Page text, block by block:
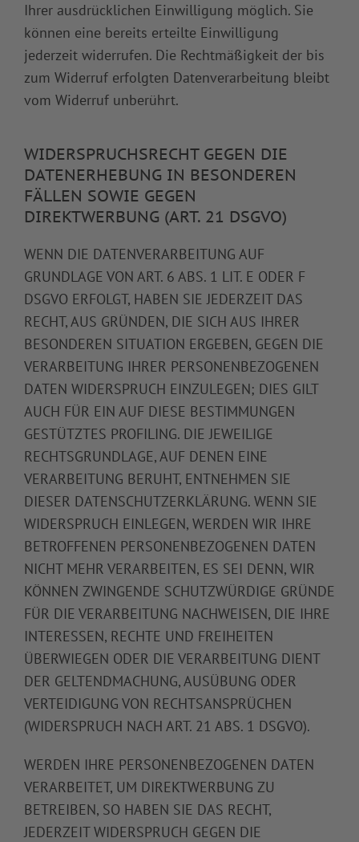
Ihrer ausdrücklichen Einwilligung möglich. Sie
können eine bereits erteilte Einwilligung
jederzeit widerrufen. Die Rechtmäßigkeit der bis
zum Widerruf erfolgten Datenverarbeitung bleibt
vom Widerruf unberührt.
WIDERSPRUCHSRECHT GEGEN DIE
DATENERHEBUNG IN BESONDEREN
FÄLLEN SOWIE GEGEN
DIREKTWERBUNG (ART. 21 DSGVO)
WENN DIE DATENVERARBEITUNG AUF
GRUNDLAGE VON ART. 6 ABS. 1 LIT. E ODER F
DSGVO ERFOLGT, HABEN SIE JEDERZEIT DAS
RECHT, AUS GRÜNDEN, DIE SICH AUS IHRER
BESONDEREN SITUATION ERGEBEN, GEGEN DIE
VERARBEITUNG IHRER PERSONENBEZOGENEN
DATEN WIDERSPRUCH EINZULEGEN; DIES GILT
AUCH FÜR EIN AUF DIESE BESTIMMUNGEN
GESTÜTZTES PROFILING. DIE JEWEILIGE
RECHTSGRUNDLAGE, AUF DENEN EINE
VERARBEITUNG BERUHT, ENTNEHMEN SIE
DIESER DATENSCHUTZERKLÄRUNG. WENN SIE
WIDERSPRUCH EINLEGEN, WERDEN WIR IHRE
BETROFFENEN PERSONENBEZOGENEN DATEN
NICHT MEHR VERARBEITEN, ES SEI DENN, WIR
KÖNNEN ZWINGENDE SCHUTZWÜRDIGE GRÜNDE
FÜR DIE VERARBEITUNG NACHWEISEN, DIE IHRE
INTERESSEN, RECHTE UND FREIHEITEN
ÜBERWIEGEN ODER DIE VERARBEITUNG DIENT
DER GELTENDMACHUNG, AUSÜBUNG ODER
VERTEIDIGUNG VON RECHTSANSPRÜCHEN
(WIDERSPRUCH NACH ART. 21 ABS. 1 DSGVO).
WERDEN IHRE PERSONENBEZOGENEN DATEN
VERARBEITET, UM DIREKTWERBUNG ZU
BETREIBEN, SO HABEN SIE DAS RECHT,
JEDERZEIT WIDERSPRUCH GEGEN DIE